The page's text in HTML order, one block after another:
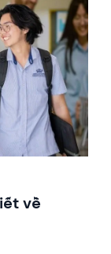
về